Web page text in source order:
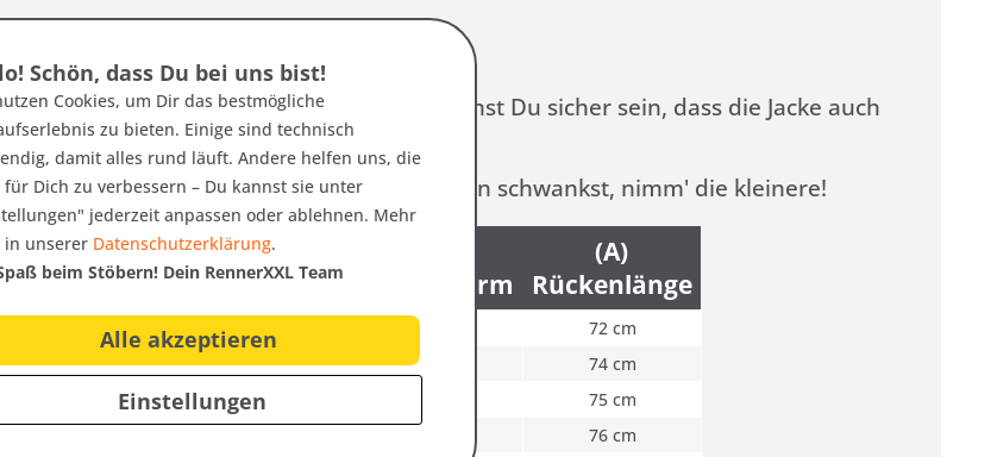
wir jedes Modell einzeln für Dich. So kannst Du sicher sein, dass die Jacke auch
großzügig aus, wenn du zwischen 2 Größen schwankst, nimm' die kleinere!
(B) Brustweite (C) Bundweite
Innenarm
(A)
Rückenlänge
65 cm
72 cm
68 cm 76 cm
74 cm
79 cm
75 cm
76 cm
Schön, dass Du bei uns bist!
Cookies, um Dir das bestmögliche
zu bieten. Einige sind technisch
damit alles rund läuft. Andere helfen uns, die
für Dich zu verbessern – Du kannst sie unter
jederzeit anpassen oder ablehnen. Mehr
in unserer Datenschutzerklärung.
beim Stöbern! Dein RennerXXL Team
Alle akzeptieren
Einstellungen